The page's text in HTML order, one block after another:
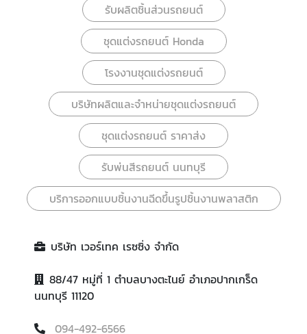
รับผลิตชิ้นส่วนรถยนต์
ชุดแต่งรถยนต์ Honda
โรงงานชุดแต่งรถยนต์
บริษัทผลิตและจำหน่ายชุดแต่งรถยนต์
ชุดแต่งรถยนต์ ราคาส่ง
รับพ่นสีรถยนต์ นนทบุรี
บริการออกแบบชิ้นงานฉีดขึ้นรูปชิ้นงานพลาสติก
บริษัท เวอร์เทค เรซซิ่ง จำกัด
88/47 หมู่ที่ 1 ตำบลบางตะไนย์ อำเภอปากเกร็ด
นนทบุรี 11120
094-492-6566